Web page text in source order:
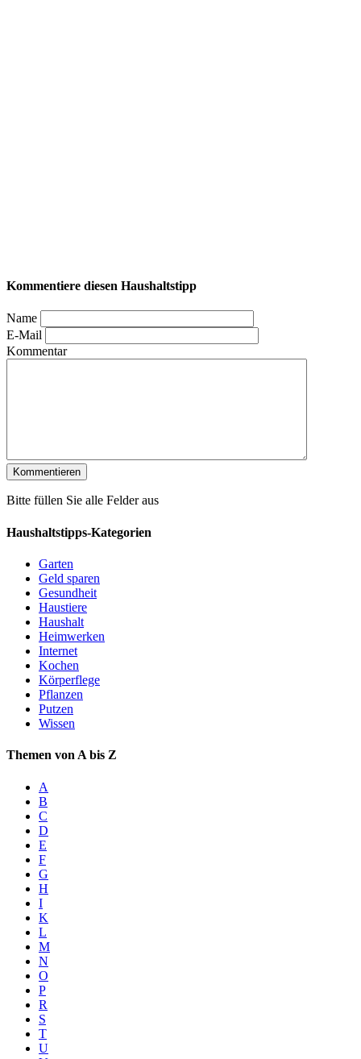
Kommentiere diesen Haushaltstipp
Name
E-Mail
Kommentar
Bitte füllen Sie alle Felder aus
Haushaltstipps-Kategorien
Garten
Geld sparen
Gesundheit
Haustiere
Haushalt
Heimwerken
Internet
Kochen
Körperflege
Pflanzen
Putzen
Wissen
Themen von A bis Z
A
B
C
D
E
F
G
H
I
K
L
M
N
O
P
R
S
T
U